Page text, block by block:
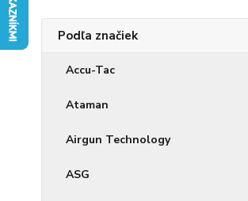
Podľa značiek
Accu-Tac
Ataman
Airgun Technology
ASG